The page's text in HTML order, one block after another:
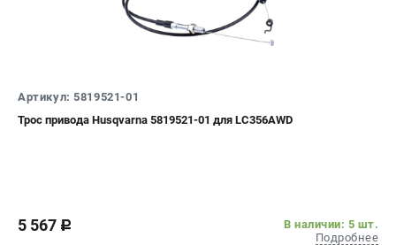
Артикул: 5819521-01
Трос привода Husqvarna 5819521-01 для LC356AWD
5 567 c
В наличии: 5 шт.
Подробнее